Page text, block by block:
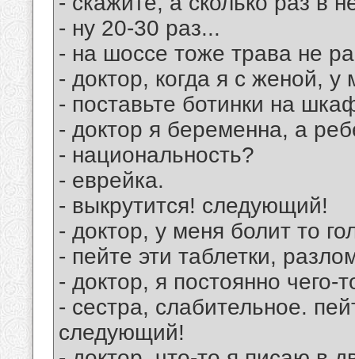
- ну 20-30 раз...
- на шоссе тоже трава не
- доктор, когда я с женой,
- поставьте ботинки на
- доктор я беременна, а
- национальность?
- еврейка.
- выкрутится! следующий!
- доктор, у меня болит то
- пейте эти таблетки,
- доктор, я постоянно
- сестра, слабительное.
следующий!